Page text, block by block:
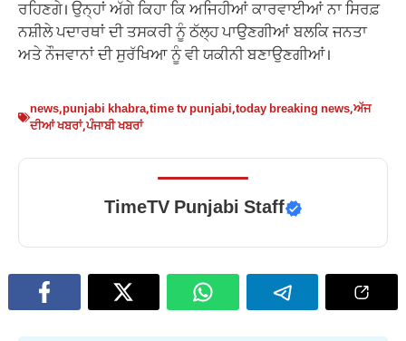
ਰਹਿਣਗੇ। ਉਨ੍ਹਾਂ ਅੱਗੇ ਕਿਹਾ ਕਿ ਅਜਿਹੀਆਂ ਕਾਰਵਾਈਆਂ ਨਾ ਸਿਰਫ਼
ਨਸ਼ੀਲੇ ਪਦਾਰਥਾਂ ਦੀ ਤਸਕਰੀ ਨੂੰ ਠੱਲ੍ਹ ਪਾਉਣਗੀਆਂ ਬਲਕਿ ਜਨਤਾ
ਅਤੇ ਨੌਜਵਾਨਾਂ ਦੀ ਸੁਰੱਖਿਆ ਨੂੰ ਵੀ ਯਕੀਨੀ ਬਣਾਉਣਗੀਆਂ।
news,punjabi khabra,time tv punjabi,today breaking news,ਅੱਜ
ਦੀਆਂ ਖਬਰਾਂ,ਪੰਜਾਬੀ ਖਬਰਾਂ
TimeTV Punjabi Staff